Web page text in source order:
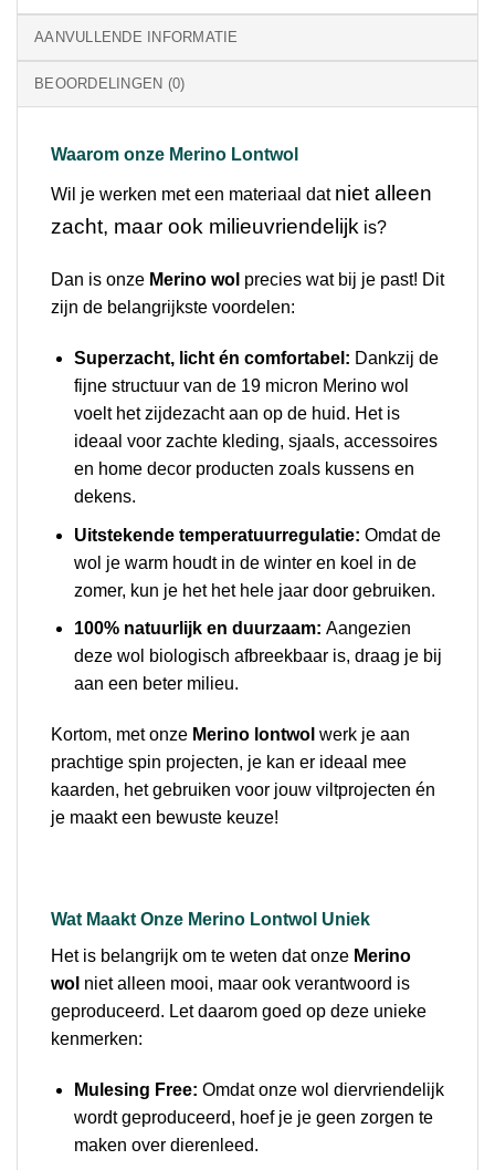
AANVULLENDE INFORMATIE
BEOORDELINGEN (0)
Waarom onze Merino Lontwol
Wil je werken met een materiaal dat niet alleen
zacht, maar ook milieuvriendelijk is?
Dan is onze Merino wol precies wat bij je past! Dit
zijn de belangrijkste voordelen:
Superzacht, licht én comfortabel: Dankzij de
fijne structuur van de 19 micron Merino wol
voelt het zijdezacht aan op de huid. Het is
ideaal voor zachte kleding, sjaals, accessoires
en home decor producten zoals kussens en
dekens.
Uitstekende temperatuurregulatie: Omdat de
wol je warm houdt in de winter en koel in de
zomer, kun je het het hele jaar door gebruiken.
100% natuurlijk en duurzaam: Aangezien
deze wol biologisch afbreekbaar is, draag je bij
aan een beter milieu.
Kortom, met onze Merino lontwol werk je aan
prachtige spin projecten, je kan er ideaal mee
kaarden, het gebruiken voor jouw viltprojecten én
je maakt een bewuste keuze!
Wat Maakt Onze Merino Lontwol Uniek
Het is belangrijk om te weten dat onze Merino
wol niet alleen mooi, maar ook verantwoord is
geproduceerd. Let daarom goed op deze unieke
kenmerken:
Mulesing Free: Omdat onze wol diervriendelijk
wordt geproduceerd, hoef je je geen zorgen te
maken over dierenleed.